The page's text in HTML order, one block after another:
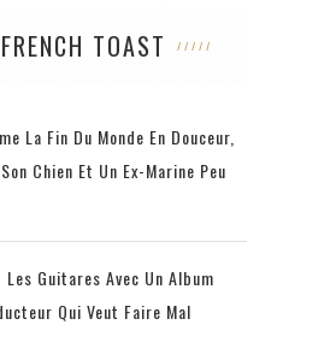
FRENCH TOAST
La Fin Du Monde En Douceur,
Chien Et Un Ex-Marine Peu
Guitares Avec Un Album
Qui Veut Faire Mal